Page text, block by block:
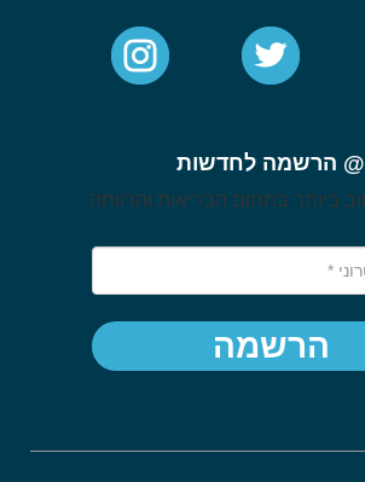
@ הרשמה לחדשות
ביותר בתחום הבריאות והרווחה
הרשמה